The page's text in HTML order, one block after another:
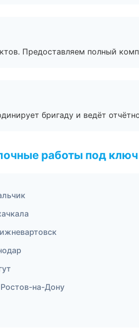
Предоставляем полный
бригаду и ведёт
работы под ключ
на-Дону